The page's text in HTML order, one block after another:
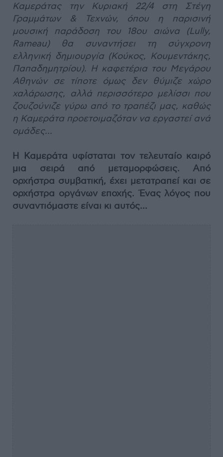
Καμεράτας την Κυριακή 22/4 στη Στέγη
Γραμμάτων & Τεχνών, όπου η παρισινή
μουσική παράδοση του 18ου αιώνα (Lully,
Rameau) θα συναντήσει τη σύγχρονη
ελληνική δημιουργία (Κούκος, Κουμεντάκης,
Παπαδημητρίου). Η καφετέρια του Μεγάρου
Αθηνών σε τίποτε όμως δεν θύμιζε χώρο
χαλάρωσης, αλλά περισσότερο μελίσσι που
ζουζούνιζε γύρω από το τραπέζι μας, καθώς
η Καμεράτα προετοιμαζόταν να εργαστεί ανά
ομάδες...
Η Καμεράτα υφίσταται τον τελευταίο καιρό
μια σειρά από μεταμορφώσεις. Από
ορχήστρα συμβατική, έχει μετατραπεί και σε
ορχήστρα οργάνων εποχής. Ένας λόγος που
συναντιόμαστε είναι κι αυτός...